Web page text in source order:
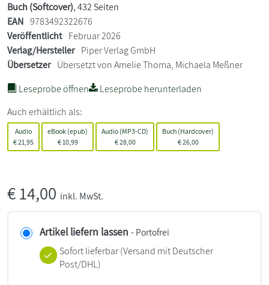
Buch (Softcover), 432 Seiten
EAN 9783492322676
Veröffentlicht Februar 2026
Verlag/Hersteller Piper Verlag GmbH
Übersetzer Übersetzt von Amelie Thoma, Michaela Meßner
Leseprobe öffnen
Leseprobe herunterladen
Auch erhältlich als:
Audio
€21,95
eBook (epub)
€10,99
Audio (MP3-CD)
€28,00
Buch (Hardcover)
€26,00
€14,00 inkl. MwSt.
Artikel liefern lassen - Portofrei
Sofort lieferbar(Versand mit Deutscher
Post/DHL)